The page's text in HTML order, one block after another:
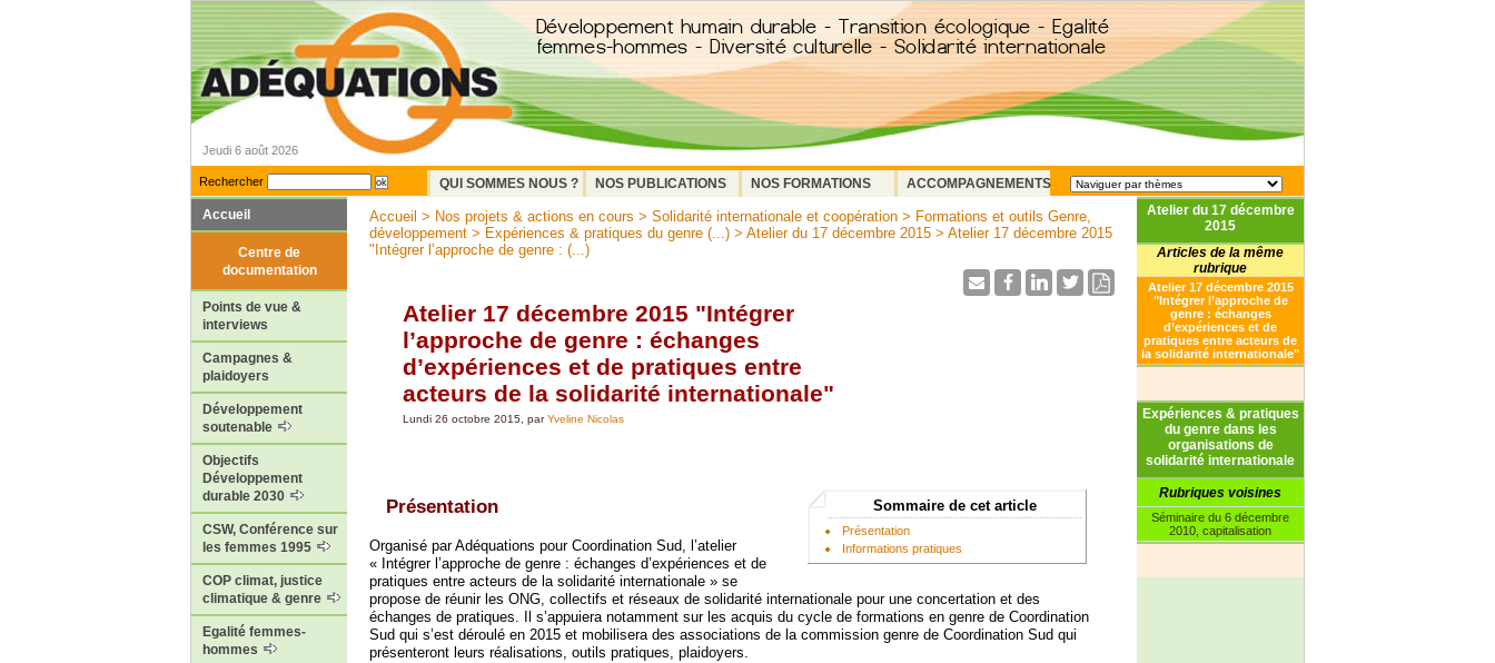
Jeudi 6 août 2026
Rechercher QUI SOMMES NOUS ? NOS PUBLICATIONS NOS FORMATIONS
ACCOMPAGNEMENTS
Accueil
Centre de
documentation
Points de vue &
interviews
Campagnes &
plaidoyers
Développement
soutenable
Objectifs
Développement
durable 2030
CSW, Conférence sur
les femmes 1995
COP climat, justice
climatique & genre
Egalité femmes-
hommes
Atelier du 17 décembre
2015
Articles de la même
rubrique
Atelier 17 décembre 2015
"Intégrer l’approche de
genre : échanges
d’expériences et de
pratiques entre acteurs de
la solidarité internationale"
Expériences & pratiques
du genre dans les
organisations de
solidarité internationale
Rubriques voisines
Séminaire du 6 décembre
2010, capitalisation
Accueil > Nos projets & actions en cours > Solidarité internationale et coopération > Formations et outils Genre,
développement > Expériences & pratiques du genre (...) > Atelier du 17 décembre 2015 > Atelier 17 décembre 2015
"Intégrer l’approche de genre : (...)
Atelier 17 décembre 2015 "Intégrer
l’approche de genre : échanges
d’expériences et de pratiques entre
acteurs de la solidarité internationale"
Lundi 26 octobre 2015, parYveline Nicolas
Sommaire de cet article
Présentation
Informations pratiques
Présentation
Organisé par Adéquations pour Coordination Sud, l’atelier
« Intégrer l’approche de genre : échanges d’expériences et de
pratiques entre acteurs de la solidarité internationale » se
propose de réunir les ONG, collectifs et réseaux de solidarité internationale pour une concertation et des
échanges de pratiques. Il s’appuiera notamment sur les acquis du cycle de formations en genre de Coordination
Sud qui s’est déroulé en 2015 et mobilisera des associations de la commission genre de Coordination Sud qui
présenteront leurs réalisations, outils pratiques, plaidoyers.